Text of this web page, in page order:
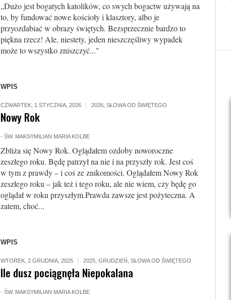
„Dużo jest bogatych katolików, co swych bogactw używają na
to, by fundować nowe kościoły i klasztory, albo je
przyozdabiać w obrazy świętych. Bezsprzecznie bardzo to
piękna rzecz! Ale, niestety, jeden nieszczęśliwy wypadek
może to wszystko zniszczyć..."
WPIS
CZWARTEK, 1 STYCZNIA, 2026 2026, SŁOWA OD ŚWIĘTEGO
Nowy Rok
- ŚW. MAKSYMILIAN MARIA KOLBE
Zbliża się Nowy Rok. Oglądałem ozdoby noworoczne
zeszłego roku. Będę patrzył na nie i na przyszły rok. Jest coś
w tym z prawdy – i coś ze znikomości. Oglądałem Nowy Rok
zeszłego roku – jak też i tego roku, ale nie wiem, czy będę go
oglądał w roku przyszłym.Prawda zawsze jest pożyteczna. A
zatem, choć...
WPIS
WTOREK, 2 GRUDNIA, 2025 2025, GRUDZIEŃ SŁOWA OD ŚWIĘTEGO
Ile dusz pociągnęła Niepokalana
- ŚW. MAKSYMILIAN MARIA KOLBE